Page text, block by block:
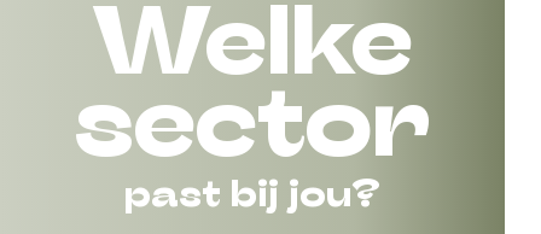
Welke
sector
past bij jou?